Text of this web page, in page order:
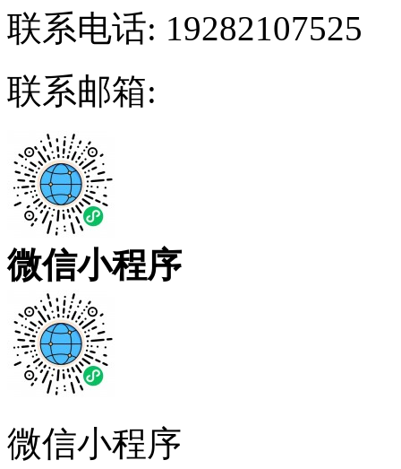
联系电话: 19282107525
联系邮箱:
微信小程序
微信小程序